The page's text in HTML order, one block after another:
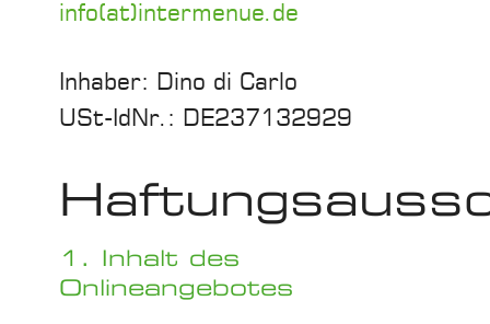
info(at)intermenue.de
Inhaber: Dino di Carlo
USt-IdNr.: DE237132929
1. Inhalt des
Onlineangebotes